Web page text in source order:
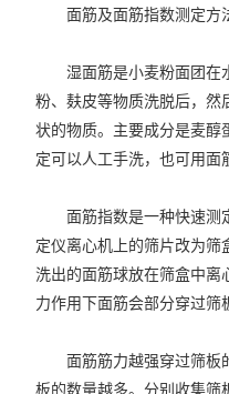
面筋及面筋指数测定方
湿面筋是小麦粉面团在
粉、麸皮等物质洗脱后，然
状的物质。主要成分是麦醇
定可以人工手洗，也可用面
面筋指数是一种快速测
定仪离心机上的筛片改为筛
洗出的面筋球放在筛盒中离
力作用下面筋会部分穿过筛
面筋筋力越强穿过筛板
板的数量越多。分别收集筛